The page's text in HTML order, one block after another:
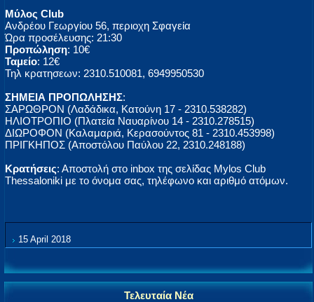
Μύλος Club
Ανδρέου Γεωργίου 56, περιοχη Σφαγεία
Ώρα προσέλευσης: 21:30
Προπώληση: 10€
Ταμείο: 12€
Τηλ κρατησεων: 2310.510081, 6949950530
ΣΗΜΕΙΑ ΠΡΟΠΩΛΗΣΗΣ:
ΣΑΡΩΘΡΟΝ (Λαδάδικα, Κατούνη 17 - 2310.538282)
ΗΛΙΟΤΡΟΠΙΟ (Πλατεία Ναυαρίνου 14 - 2310.278515)
ΔΙΩΡΟΦΟΝ (Καλαμαριά, Κερασούντος 81 - 2310.453998)
ΠΡΙΓΚΗΠΟΣ (Αποστόλου Παύλου 22, 2310.248188)
Κρατήσεις: Αποστολή στο inbox της σελίδας Mylos Club
Thessaloniki με το όνομα σας, τηλέφωνο και αριθμό ατόμων.
15 April 2018
Τελευταία Νέα